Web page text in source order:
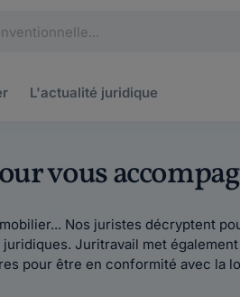
L'actualité juridique
vous
Nos juristes décryptent
Juritravail met
pour être en conformité avec la